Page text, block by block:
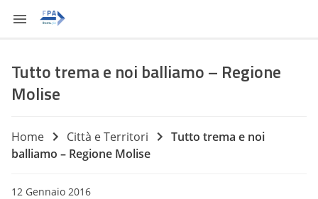
Tutto trema e noi balliamo – Regione
Molise
Home Città e Territori
Tutto trema e noi
balliamo – Regione Molise
12 Gennaio 2016